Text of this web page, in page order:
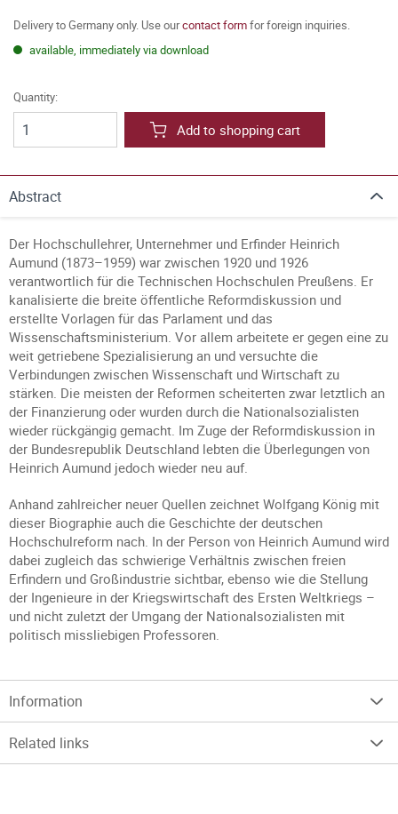
Delivery to Germany only. Use ourcontact formfor foreign inquiries.
available, immediately via download
Quantity:
Add to shopping cart
Abstract
Der Hochschullehrer, Unternehmer und Erfinder Heinrich
Aumund (1873–1959) war zwischen 1920 und 1926
verantwortlich für die Technischen Hochschulen Preußens. Er
kanalisierte die breite öffentliche Reformdiskussion und
erstellte Vorlagen für das Parlament und das
Wissenschaftsministerium. Vor allem arbeitete er gegen eine zu
weit getriebene Spezialisierung an und versuchte die
Verbindungen zwischen Wissenschaft und Wirtschaft zu
stärken. Die meisten der Reformen scheiterten zwar letztlich an
der Finanzierung oder wurden durch die Nationalsozialisten
wieder rückgängig gemacht. Im Zuge der Reformdiskussion in
der Bundesrepublik Deutschland lebten die Überlegungen von
Heinrich Aumund jedoch wieder neu auf.
Anhand zahlreicher neuer Quellen zeichnet Wolfgang König mit
dieser Biographie auch die Geschichte der deutschen
Hochschulreform nach. In der Person von Heinrich Aumund wird
dabei zugleich das schwierige Verhältnis zwischen freien
Erfindern und Großindustrie sichtbar, ebenso wie die Stellung
der Ingenieure in der Kriegswirtschaft des Ersten Weltkriegs –
und nicht zuletzt der Umgang der Nationalsozialisten mit
politisch missliebigen Professoren.
Information
Related links